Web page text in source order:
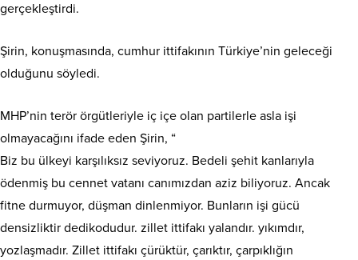
gerçekleştirdi.
Şirin, konuşmasında, cumhur ittifakının Türkiye’nin geleceği
olduğunu söyledi.
MHP’nin terör örgütleriyle iç içe olan partilerle asla işi
olmayacağını ifade eden Şirin, “
Biz bu ülkeyi karşılıksız seviyoruz. Bedeli şehit kanlarıyla
ödenmiş bu cennet vatanı canımızdan aziz biliyoruz. Ancak
fitne durmuyor, düşman dinlenmiyor. Bunların işi gücü
densizliktir dedikodudur. zillet ittifakı yalandır. yıkımdır,
yozlaşmadır. Zillet ittifakı çürüktür, çarıktır, çarpıklığın